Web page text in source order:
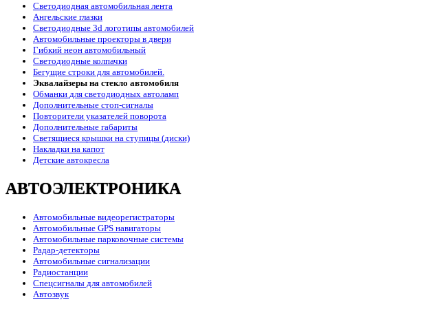
Светодиодная автомобильная лента
Ангельские глазки
Светодиодные 3d логотипы автомобилей
Автомобильные проекторы в двери
Гибкий неон автомобильный
Светодиодные колпачки
Бегущие строки для автомобилей.
Эквалайзеры на стекло автомобиля
Обманки для светодиодных автоламп
Дополнительные стоп-сигналы
Повторители указателей поворота
Дополнительные габариты
Светящиеся крышки на ступицы (диски)
Накладки на капот
Детские автокресла
АВТОЭЛЕКТРОНИКА
Автомобильные видеорегистраторы
Автомобильные GPS навигаторы
Автомобильные парковочные системы
Радар-детекторы
Автомобильные сигнализации
Радиостанции
Спецсигналы для автомобилей
Автозвук